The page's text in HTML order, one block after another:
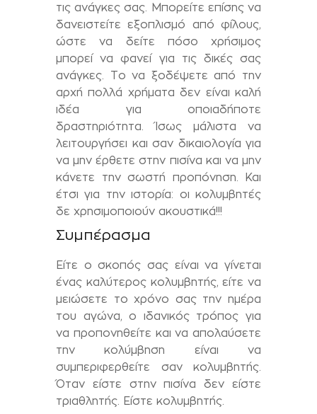
τις ανάγκες σας. Μπορείτε επίσης να
δανειστείτε εξοπλισμό από φίλους,
ώστε να δείτε πόσο χρήσιμος
μπορεί να φανεί για τις δικές σας
ανάγκες. Το να ξοδέψετε από την
αρχή πολλά χρήματα δεν είναι καλή
ιδέα για οποιαδήποτε
δραστηριότητα. Ίσως μάλιστα να
λειτουργήσει και σαν δικαιολογία για
να μην έρθετε στην πισίνα και να μην
κάνετε την σωστή προπόνηση. Και
έτσι για την ιστορία: οι κολυμβητές
δε χρησιμοποιούν ακουστικά!!!
Συμπέρασμα
Είτε ο σκοπός σας είναι να γίνεται
ένας καλύτερος κολυμβητής, είτε να
μειώσετε το χρόνο σας την ημέρα
του αγώνα, ο ιδανικός τρόπος για
να προπονηθείτε και να απολαύσετε
την κολύμβηση είναι να
συμπεριφερθείτε σαν κολυμβητής.
Όταν είστε στην πισίνα δεν είστε
τριαθλητής. Είστε κολυμβητής.